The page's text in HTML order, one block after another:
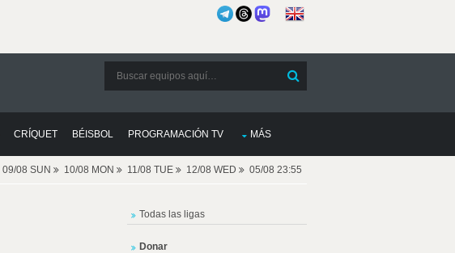
CRÍQUET BÉISBOL PROGRAMACIÓN TV MÁS
09/08 SUN 10/08 MON 11/08 TUE 12/08 WED 05/08 23:55
Todas las ligas
Donar